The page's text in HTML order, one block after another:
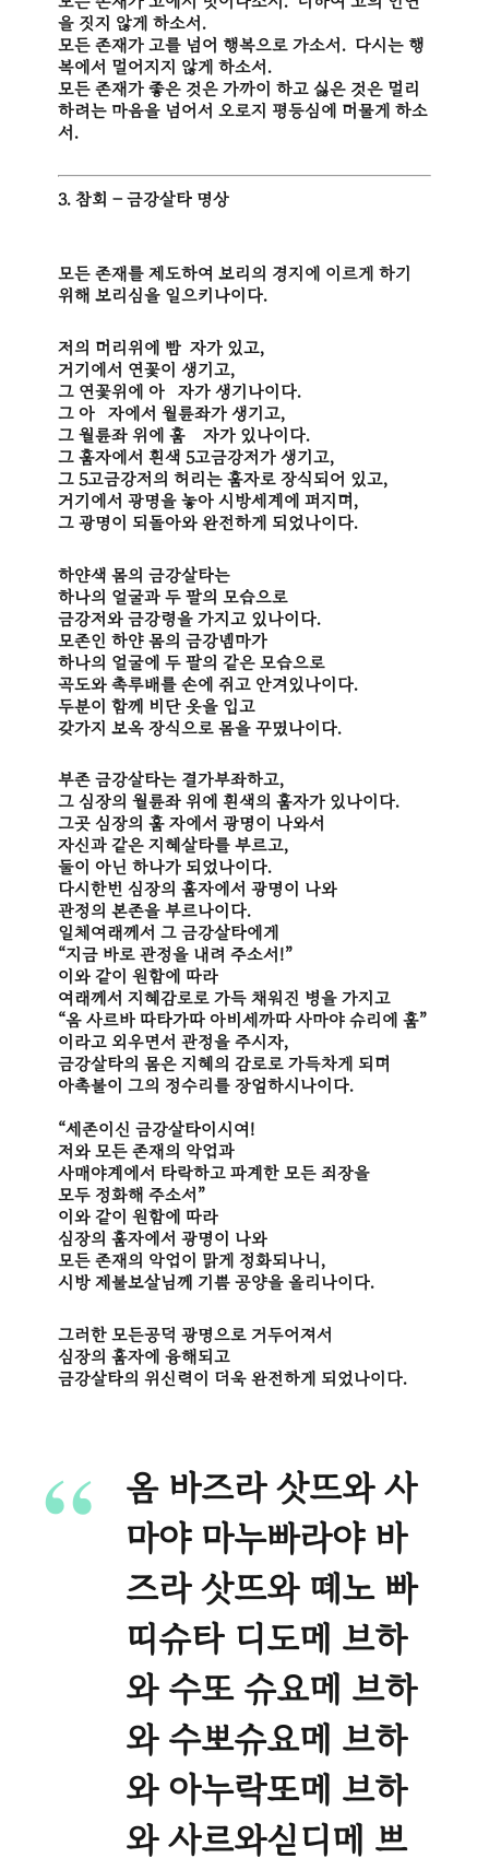
을 짓지 않게 하소서.
모든 존재가 고를 넘어 행복으로 가소서. 다시는 행
복에서 멀어지지 않게 하소서.
모든 존재가 좋은 것은 가까이 하고 싫은 것은 멀리
하려는 마음을 넘어서 오로지 평등심에 머물게 하소
서.
3. 참회 – 금강살타 명상
모든 존재를 제도하여 보리의 경지에 이르게 하기
위해 보리심을 일으키나이다.
저의 머리위에 빰 자가 있고,
거기에서 연꽃이 생기고,
그 연꽃위에 아 자가 생기나이다.
그 아 자에서 월륜좌가 생기고,
그 월륜좌 위에 훔 자가 있나이다.
그 훔자에서 흰색 5고금강저가 생기고,
그 5고금강저의 허리는 훔자로 장식되어 있고,
거기에서 광명을 놓아 시방세계에 퍼지며,
그 광명이 되돌아와 완전하게 되었나이다.
하얀색 몸의 금강살타는
하나의 얼굴과 두 팔의 모습으로
금강저와 금강령을 가지고 있나이다.
모존인 하얀 몸의 금강녬마가
하나의 얼굴에 두 팔의 같은 모습으로
곡도와 촉루배를 손에 쥐고 안겨있나이다.
두분이 함께 비단 옷을 입고
갖가지 보옥 장식으로 몸을 꾸몄나이다.
부존 금강살타는 결가부좌하고,
그 심장의 월륜좌 위에 흰색의 훔자가 있나이다.
그곳 심장의 훔 자에서 광명이 나와서
자신과 같은 지혜살타를 부르고,
둘이 아닌 하나가 되었나이다.
다시한번 심장의 훔자에서 광명이 나와
관정의 본존을 부르나이다.
일체여래께서 그 금강살타에게
“지금 바로 관정을 내려 주소서!”
이와 같이 원함에 따라
여래께서 지혜감로로 가득 채워진 병을 가지고
“옴 사르바 따타가따 아비세까따 사마야 슈리에 훔”
이라고 외우면서 관정을 주시자,
금강살타의 몸은 지혜의 감로로 가득차게 되며
아촉불이 그의 정수리를 장엄하시나이다.
“세존이신 금강살타이시여!
저와 모든 존재의 악업과
사매야계에서 타락하고 파계한 모든 죄장을
모두 정화해 주소서”
이와 같이 원함에 따라
심장의 훔자에서 광명이 나와
모든 존재의 악업이 맑게 정화되나니,
시방 제불보살님께 기쁨 공양을 올리나이다.
그러한 모든공덕 광명으로 거두어져서
심장의 훔자에 융해되고
금강살타의 위신력이 더욱 완전하게 되었나이다.
옴 바즈라 삿뜨와 사
마야 마누빠라야 바
즈라 삿뜨와 떼노 빠
띠슈타 디도메 브하
와 수또 슈요메 브하
와 수뽀슈요메 브하
와 아누락또메 브하
와 사르와싣디메 쁘